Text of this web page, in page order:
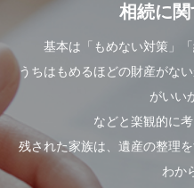
相続に
基本は「もめない対策」
うちはもめるほどの財産がな
がいい
などと楽観的に
残された家族は、遺産の整理
わか